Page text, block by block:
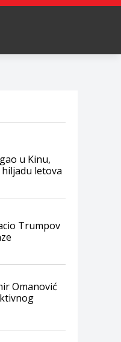
u Kinu,
letova
Trumpov
Omanović